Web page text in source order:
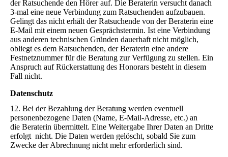
der Ratsuchende den Hörer auf. Die Beraterin versucht danach
3-mal eine neue Verbindung zum Ratsuchenden aufzubauen.
Gelingt das nicht erhält der Ratsuchende von der Beraterin eine
E-Mail mit einem neuen Gesprächstermin. Ist eine Verbindung
aus anderen technischen Gründen dauerhaft nicht möglich,
obliegt es dem Ratsuchenden, der Beraterin eine andere
Festnetznummer für die Beratung zur Verfügung zu stellen. Ein
Anspruch auf Rückerstattung des Honorars besteht in diesem
Fall nicht.
Datenschutz
12. Bei der Bezahlung der Beratung werden eventuell
personenbezogene Daten (Name, E-Mail-Adresse, etc.) an
die Beraterin übermittelt. Eine Weitergabe Ihrer Daten an Dritte
erfolgt nicht. Die Daten werden gelöscht, sobald Sie zum
Zwecke der Abrechnung nicht mehr erforderlich sind.